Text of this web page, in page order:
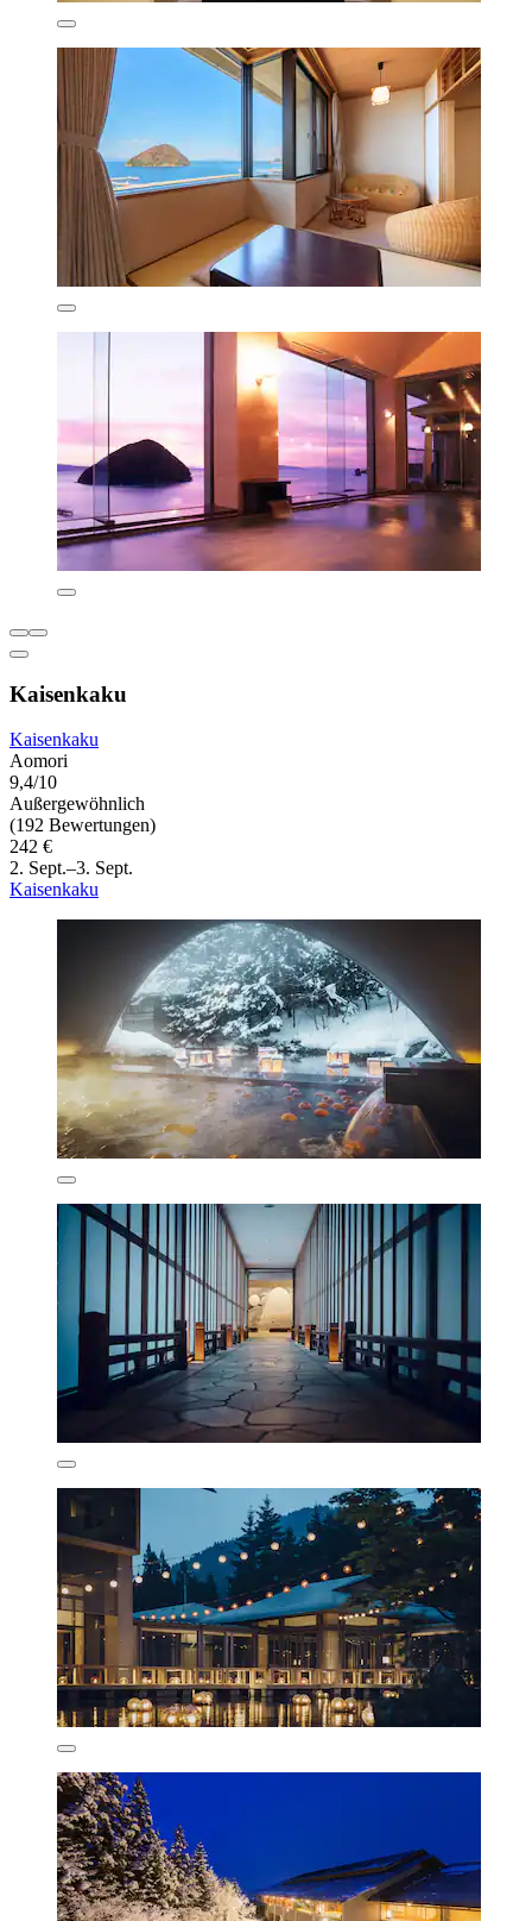
Kaisenkaku
Kaisenkaku
Aomori
9,4/10
Außergewöhnlich
(192 Bewertungen)
242 €
2. Sept.–3. Sept.
Kaisenkaku